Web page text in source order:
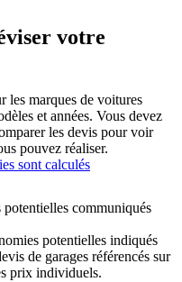
votre
les marques de voitures
et années. Vous devez
les devis pour voir
pouvez réaliser.
sont calculés
communiqués
potentielles indiqués
de garages référencés sur
prix individuels.